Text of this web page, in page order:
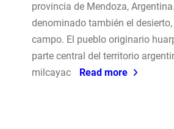
provincia de Mendoza,
denominado también el desierto,
campo. El pueblo originario
parte central del territorio
milcayac
Read more